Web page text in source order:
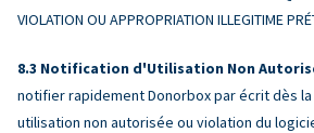
VIOLATION OU APPROPRIATION ILLEGITIME
Notification d'Utilisation Non
notifier rapidement Donorbox par écrit dès
utilisation non autorisée ou violation du